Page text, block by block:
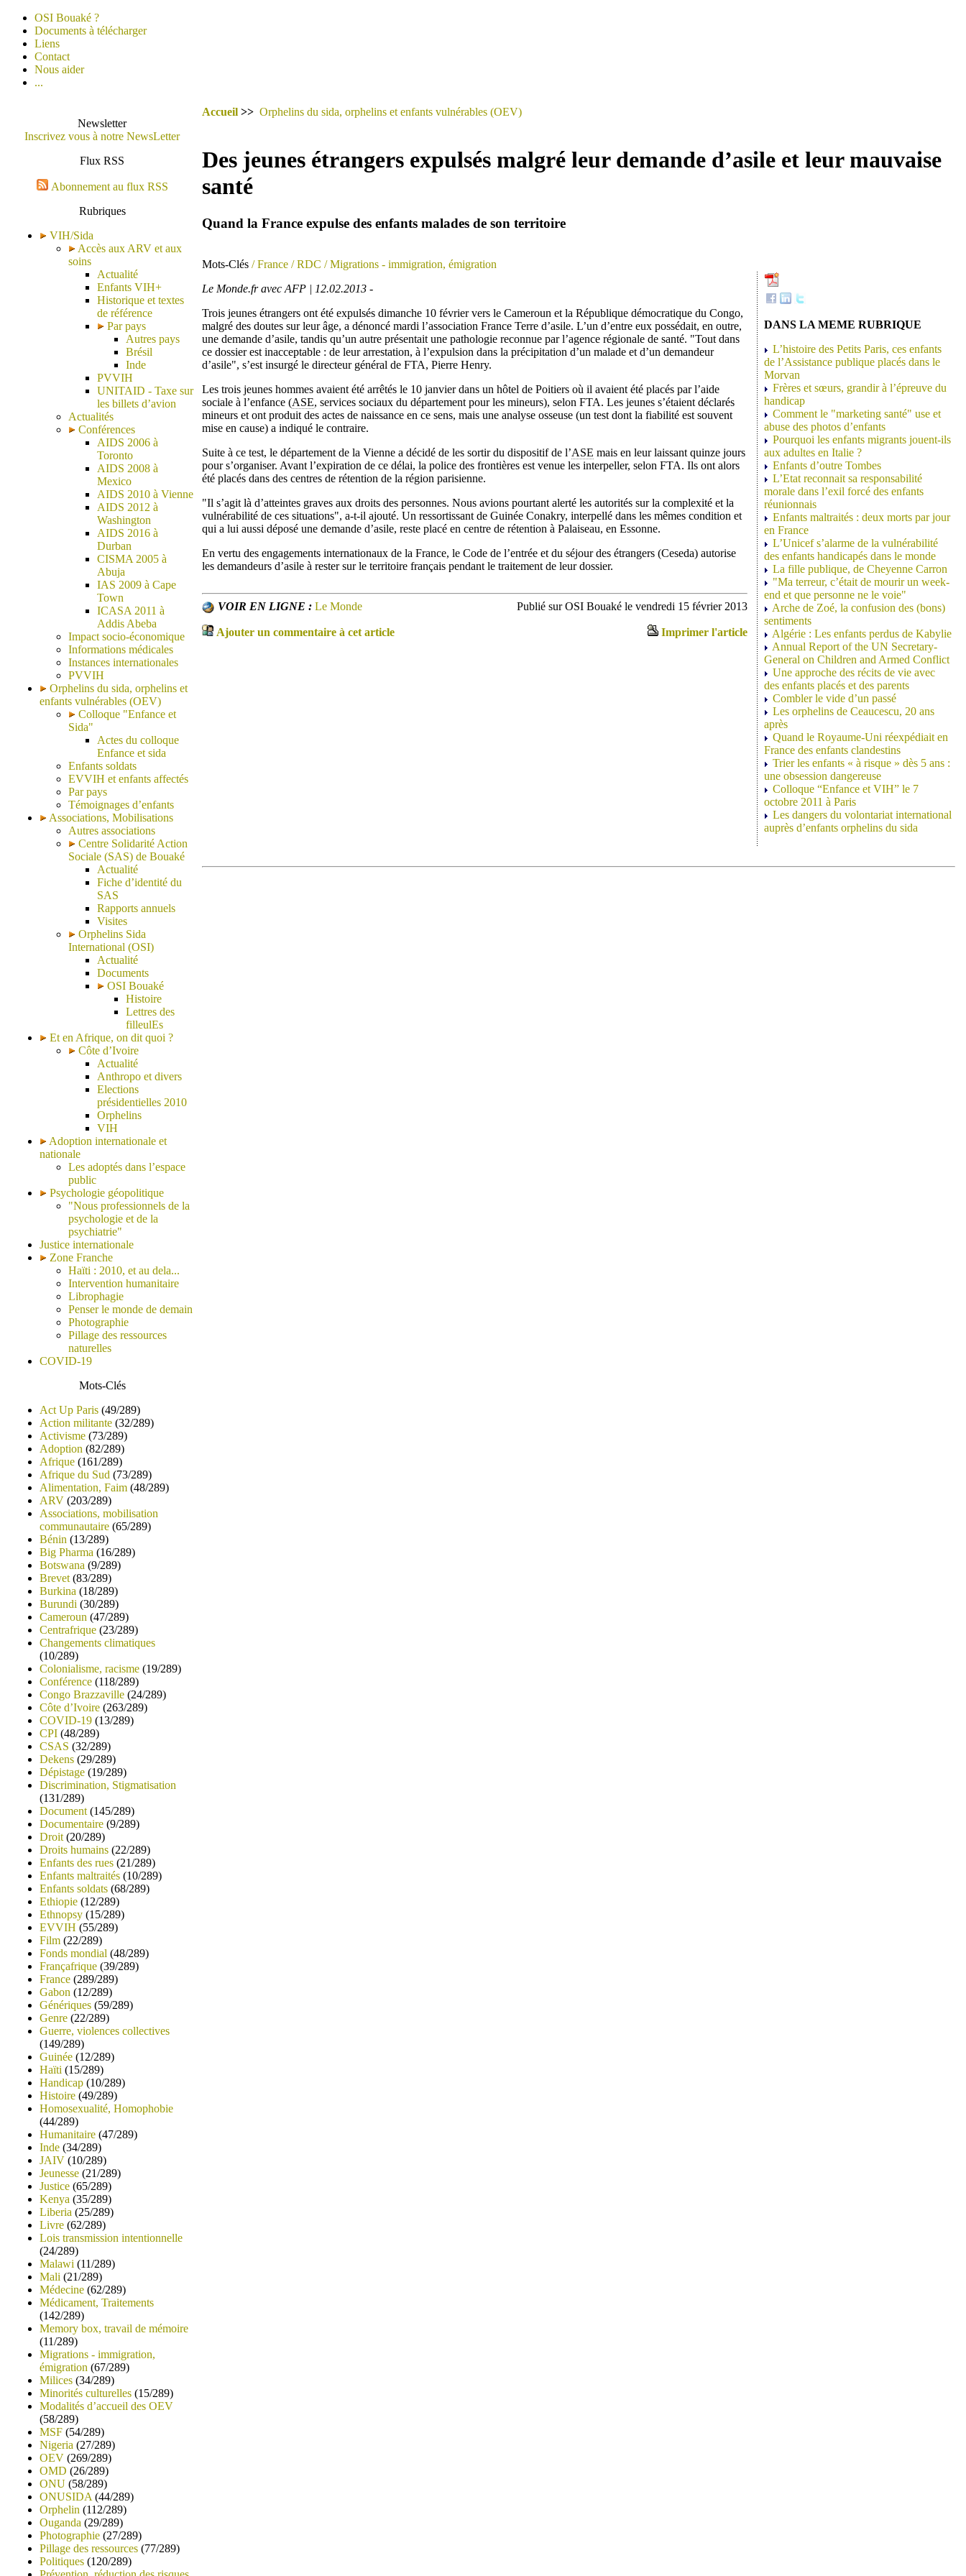
OSI Bouaké ?
Documents à télécharger
Liens
Contact
Nous aider
...
Newsletter
Inscrivez vous à notre NewsLetter
Flux RSS
Abonnement au flux RSS
Rubriques
VIH/Sida
Accès aux ARV et aux
soins
Actualité
Enfants VIH+
Historique et textes
de référence
Par pays
Autres pays
Brésil
Inde
PVVIH
UNITAID - Taxe sur
les billets d’avion
Actualités
Conférences
AIDS 2006 à
Toronto
AIDS 2008 à
Mexico
AIDS 2010 à Vienne
AIDS 2012 à
Washington
AIDS 2016 à
Durban
CISMA 2005 à
Abuja
IAS 2009 à Cape
Town
ICASA 2011 à
Addis Abeba
Impact socio-économique
Informations médicales
Instances internationales
PVVIH
Orphelins du sida, orphelins et
enfants vulnérables (OEV)
Colloque "Enfance et
Sida"
Actes du colloque
Enfance et sida
Enfants soldats
EVVIH et enfants affectés
Par pays
Témoignages d’enfants
Associations, Mobilisations
Autres associations
Centre Solidarité Action
Sociale (SAS) de Bouaké
Actualité
Fiche d’identité du
SAS
Rapports annuels
Visites
Orphelins Sida
International (OSI)
Actualité
Documents
OSI Bouaké
Histoire
Lettres des
filleulEs
Et en Afrique, on dit quoi ?
Côte d’Ivoire
Actualité
Anthropo et divers
Elections
présidentielles 2010
Orphelins
VIH
Adoption internationale et
nationale
Les adoptés dans l’espace
public
Psychologie géopolitique
"Nous professionnels de la
psychologie et de la
psychiatrie"
Justice internationale
Zone Franche
Haïti : 2010, et au dela...
Intervention humanitaire
Librophagie
Penser le monde de demain
Photographie
Pillage des ressources
naturelles
COVID-19
Mots-Clés
Act Up Paris (49/289)
Action militante (32/289)
Activisme (73/289)
Adoption (82/289)
Afrique (161/289)
Afrique du Sud (73/289)
Alimentation, Faim (48/289)
ARV (203/289)
Associations, mobilisation
communautaire (65/289)
Bénin (13/289)
Big Pharma (16/289)
Botswana (9/289)
Brevet (83/289)
Burkina (18/289)
Burundi (30/289)
Cameroun (47/289)
Centrafrique (23/289)
Changements climatiques
(10/289)
Colonialisme, racisme (19/289)
Conférence (118/289)
Congo Brazzaville (24/289)
Côte d’Ivoire (263/289)
COVID-19 (13/289)
CPI (48/289)
CSAS (32/289)
Dekens (29/289)
Dépistage (19/289)
Discrimination, Stigmatisation
(131/289)
Document (145/289)
Documentaire (9/289)
Droit (20/289)
Droits humains (22/289)
Enfants des rues (21/289)
Enfants maltraités (10/289)
Enfants soldats (68/289)
Ethiopie (12/289)
Ethnopsy (15/289)
EVVIH (55/289)
Film (22/289)
Fonds mondial (48/289)
Françafrique (39/289)
France (289/289)
Gabon (12/289)
Génériques (59/289)
Genre (22/289)
Guerre, violences collectives
(149/289)
Guinée (12/289)
Haïti (15/289)
Handicap (10/289)
Histoire (49/289)
Homosexualité, Homophobie
(44/289)
Humanitaire (47/289)
Inde (34/289)
JAIV (10/289)
Jeunesse (21/289)
Justice (65/289)
Kenya (35/289)
Liberia (25/289)
Livre (62/289)
Lois transmission intentionnelle
(24/289)
Malawi (11/289)
Mali (21/289)
Médecine (62/289)
Médicament, Traitements
(142/289)
Memory box, travail de mémoire
(11/289)
Migrations - immigration,
émigration (67/289)
Milices (34/289)
Minorités culturelles (15/289)
Modalités d’accueil des OEV
(58/289)
MSF (54/289)
Nigeria (27/289)
OEV (269/289)
OMD (26/289)
ONU (58/289)
ONUSIDA (44/289)
Orphelin (112/289)
Ouganda (29/289)
Photographie (27/289)
Pillage des ressources (77/289)
Politiques (120/289)
Accueil >> Orphelins du sida, orphelins et enfants vulnérables (OEV)
Des jeunes étrangers expulsés malgré leur demande d’asile et leur mauvaise
santé
Quand la France expulse des enfants malades de son territoire
Mots-Clés / France / RDC / Migrations - immigration, émigration
Le Monde.fr avec AFP | 12.02.2013 -
Trois jeunes étrangers ont été expulsés dimanche 10 février vers le Cameroun et la République démocratique du Congo,
malgré des doutes sur leur âge, a dénoncé mardi l’association France Terre d’asile. L’un d’entre eux possédait, en outre,
une demande d’asile, tandis qu’un autre présentait une pathologie reconnue par l’agence régionale de santé. "Tout dans
ce dossier est inacceptable : de leur arrestation, à l’expulsion dans la précipitation d’un malade et d’un demandeur
d’asile", s’est insurgé le directeur général de FTA, Pierre Henry.
Les trois jeunes hommes avaient été arrêtés le 10 janvier dans un hôtel de Poitiers où il avaient été placés par l’aide
sociale à l’enfance (ASE, services sociaux du département pour les mineurs), selon FTA. Les jeunes s’étaient déclarés
mineurs et ont produit des actes de naissance en ce sens, mais une analyse osseuse (un test dont la fiabilité est souvent
mise en cause) a indiqué le contraire.
Suite à ce test, le département de la Vienne a décidé de les sortir du dispositif de l’ASE mais en leur laissant quinze jours
pour s’organiser. Avant l’expiration de ce délai, la police des frontières est venue les interpeller, selon FTA. Ils ont alors
été placés dans des centres de rétention de la région parisienne.
"Il s’agit là d’atteintes graves aux droits des personnes. Nous avions pourtant alerté les autorités sur la complexité et la
vulnérabilité de ces situations", a-t-il ajouté. Un ressortissant de Guinée Conakry, interpellé dans les mêmes condition et
qui a lui aussi déposé une demande d’asile, reste placé en centre de rétention à Palaiseau, en Essonne.
En vertu des engagements internationaux de la France, le Code de l’entrée et du séjour des étrangers (Ceseda) autorise
les demandeurs d’asile à rester sur le territoire français pendant le traitement de leur dossier.
VOIR EN LIGNE : Le Monde Publié sur OSI Bouaké le vendredi 15 février 2013
Ajouter un commentaire à cet article Imprimer l'article
DANS LA MEME RUBRIQUE
L’histoire des Petits Paris, ces enfants
de l’Assistance publique placés dans le
Morvan
Frères et sœurs, grandir à l’épreuve du
handicap
Comment le "marketing santé" use et
abuse des photos d’enfants
Pourquoi les enfants migrants jouent-ils
aux adultes en Italie ?
Enfants d’outre Tombes
L’Etat reconnait sa responsabilité
morale dans l’exil forcé des enfants
réunionnais
Enfants maltraités : deux morts par jour
en France
L’Unicef s’alarme de la vulnérabilité
des enfants handicapés dans le monde
La fille publique, de Cheyenne Carron
"Ma terreur, c’était de mourir un week-
end et que personne ne le voie"
Arche de Zoé, la confusion des (bons)
sentiments
Algérie : Les enfants perdus de Kabylie
Annual Report of the UN Secretary-
General on Children and Armed Conflict
Une approche des récits de vie avec
des enfants placés et des parents
Combler le vide d’un passé
Les orphelins de Ceaucescu, 20 ans
après
Quand le Royaume-Uni réexpédiait en
France des enfants clandestins
Trier les enfants « à risque » dès 5 ans :
une obsession dangereuse
Colloque “Enfance et VIH” le 7
octobre 2011 à Paris
Les dangers du volontariat international
auprès d’enfants orphelins du sida